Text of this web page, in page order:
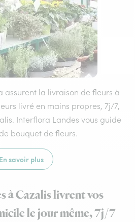
assurent la livraison de fleurs à
livré en mains propres, 7j/7,
Interflora Landes vous guide
bouquet de fleurs.
En savoir plus
à Cazalis livrent vos
le jour même, 7j/7